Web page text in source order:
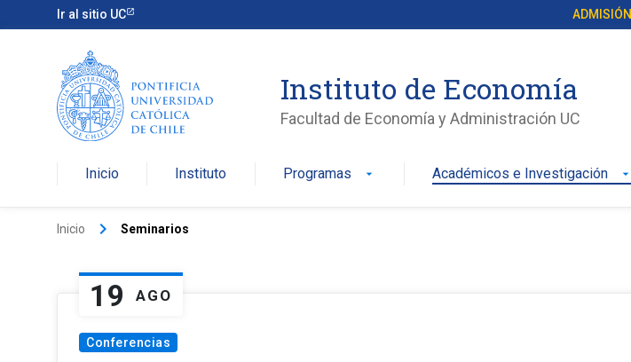
Ir al sitio UC ADMISIÓN
Instituto de Economía
Facultad de Economía y Administración UC
Inicio Instituto Programas arrow_drop_down Académicos e Investigación arrow_drop_down
Inicio keyboard_arrow_right Seminarios
19 AGO
Conferencias